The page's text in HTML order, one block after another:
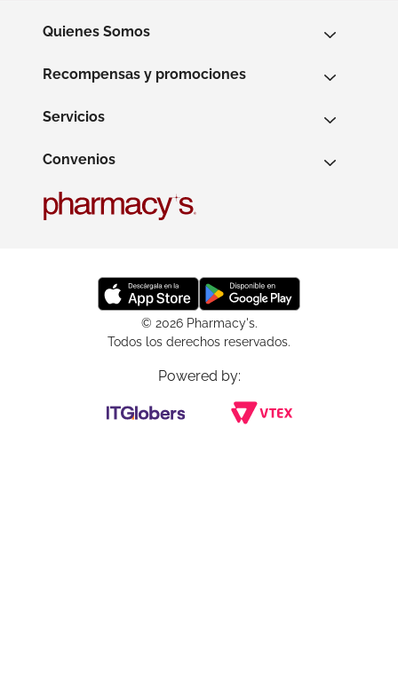
Quienes Somos
Recompensas y promociones
Servicios
Convenios
© 2026 Pharmacy's.
Todos los derechos reservados.
Powered by: